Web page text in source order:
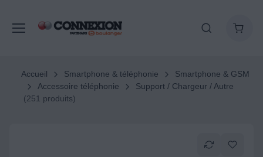
Accueil Smartphone & téléphonie
Smartphone & GSM
Accessoire téléphonie
Support / Chargeur / Autre
(251 produits)